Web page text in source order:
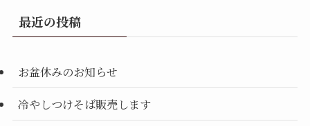
最近の投稿
お盆休みのお知らせ
冷やしつけそば販売します